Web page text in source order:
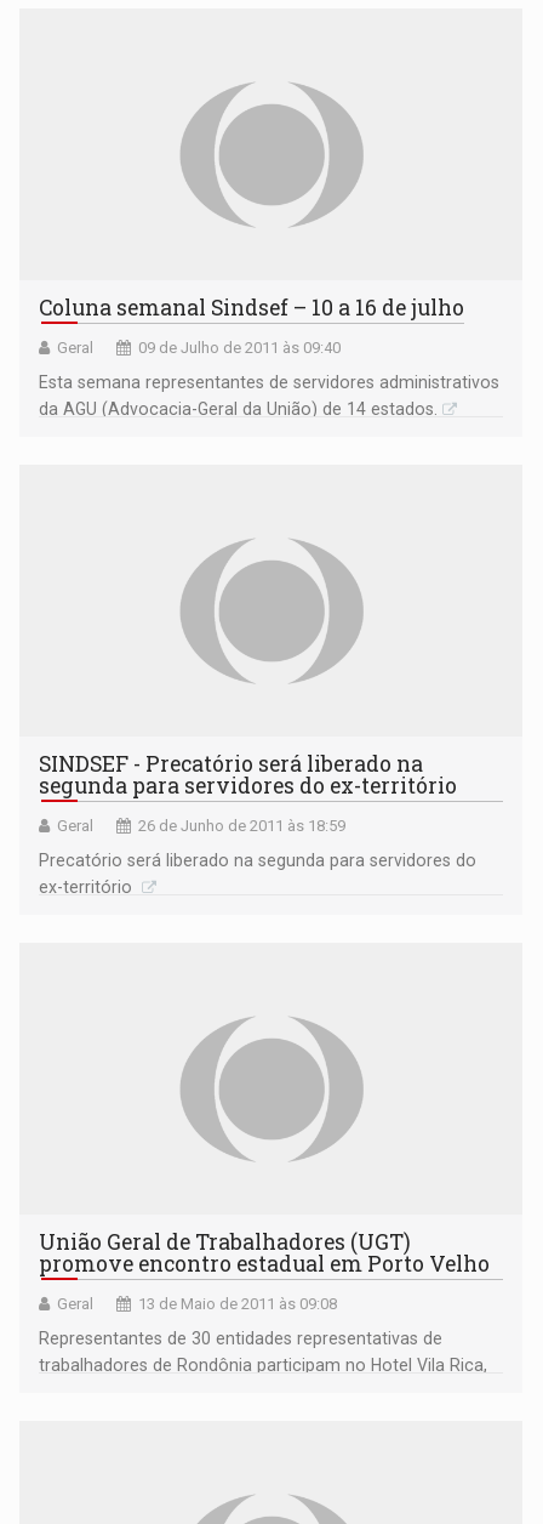
Coluna semanal Sindsef – 10 a 16 de julho
Geral 09 de Julho de 2011 às 09:40
Esta semana representantes de servidores administrativos
da AGU (Advocacia-Geral da União) de 14 estados.
SINDSEF - Precatório será liberado na
segunda para servidores do ex-território
Geral 26 de Junho de 2011 às 18:59
Precatório será liberado na segunda para servidores do
ex-território
União Geral de Trabalhadores (UGT)
promove encontro estadual em Porto Velho
Geral 13 de Maio de 2011 às 09:08
Representantes de 30 entidades representativas de
trabalhadores de Rondônia participam no Hotel Vila Rica,